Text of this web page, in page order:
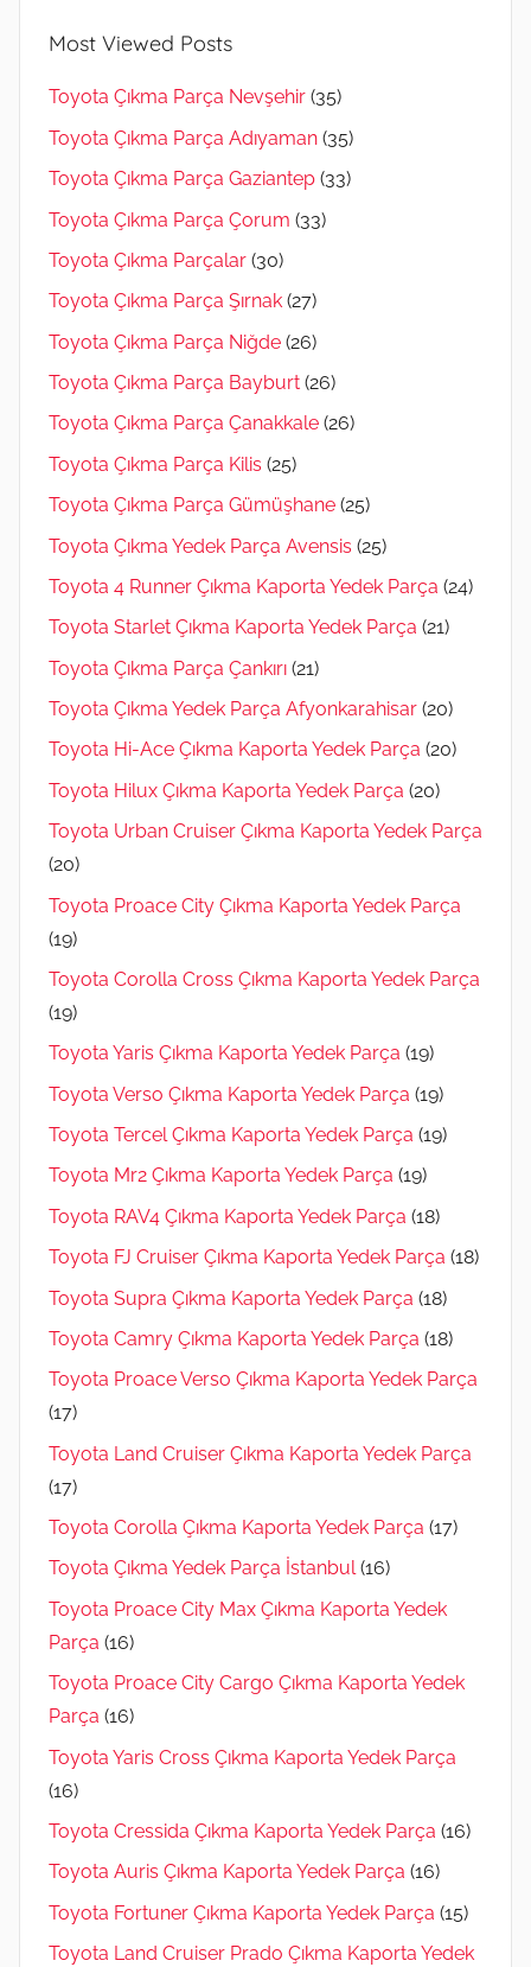
Most Viewed Posts
Toyota Çıkma Parça Nevşehir (35)
Toyota Çıkma Parça Adıyaman (35)
Toyota Çıkma Parça Gaziantep (33)
Toyota Çıkma Parça Çorum (33)
Toyota Çıkma Parçalar (30)
Toyota Çıkma Parça Şırnak (27)
Toyota Çıkma Parça Niğde (26)
Toyota Çıkma Parça Bayburt (26)
Toyota Çıkma Parça Çanakkale (26)
Toyota Çıkma Parça Kilis (25)
Toyota Çıkma Parça Gümüşhane (25)
Toyota Çıkma Yedek Parça Avensis (25)
Toyota 4 Runner Çıkma Kaporta Yedek Parça (24)
Toyota Starlet Çıkma Kaporta Yedek Parça (21)
Toyota Çıkma Parça Çankırı (21)
Toyota Çıkma Yedek Parça Afyonkarahisar (20)
Toyota Hi-Ace Çıkma Kaporta Yedek Parça (20)
Toyota Hilux Çıkma Kaporta Yedek Parça (20)
Toyota Urban Cruiser Çıkma Kaporta Yedek Parça
(20)
Toyota Proace City Çıkma Kaporta Yedek Parça
(19)
Toyota Corolla Cross Çıkma Kaporta Yedek Parça
(19)
Toyota Yaris Çıkma Kaporta Yedek Parça (19)
Toyota Verso Çıkma Kaporta Yedek Parça (19)
Toyota Tercel Çıkma Kaporta Yedek Parça (19)
Toyota Mr2 Çıkma Kaporta Yedek Parça (19)
Toyota RAV4 Çıkma Kaporta Yedek Parça (18)
Toyota FJ Cruiser Çıkma Kaporta Yedek Parça (18)
Toyota Supra Çıkma Kaporta Yedek Parça (18)
Toyota Camry Çıkma Kaporta Yedek Parça (18)
Toyota Proace Verso Çıkma Kaporta Yedek Parça
(17)
Toyota Land Cruiser Çıkma Kaporta Yedek Parça
(17)
Toyota Corolla Çıkma Kaporta Yedek Parça (17)
Toyota Çıkma Yedek Parça İstanbul (16)
Toyota Proace City Max Çıkma Kaporta Yedek
Parça (16)
Toyota Proace City Cargo Çıkma Kaporta Yedek
Parça (16)
Toyota Yaris Cross Çıkma Kaporta Yedek Parça
(16)
Toyota Cressida Çıkma Kaporta Yedek Parça (16)
Toyota Auris Çıkma Kaporta Yedek Parça (16)
Toyota Fortuner Çıkma Kaporta Yedek Parça (15)
Toyota Land Cruiser Prado Çıkma Kaporta Yedek